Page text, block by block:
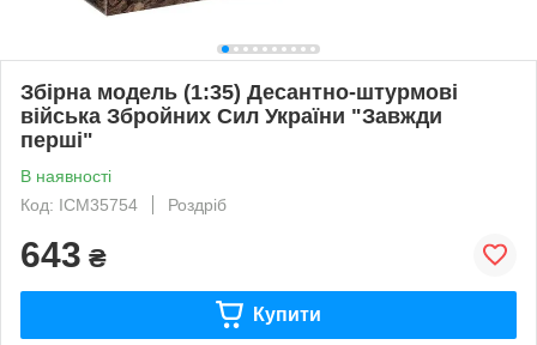
Збірна модель (1:35) Десантно-штурмові
війська Збройних Сил України "Завжди
перші"
В наявності
Код: ICM35754
Роздріб
643 ₴
Купити